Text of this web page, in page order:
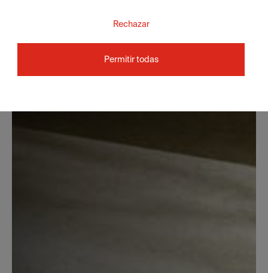
Rechazar
Permitir todas